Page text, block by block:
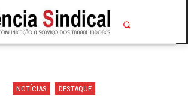
NOTÍCIAS DESTAQUE